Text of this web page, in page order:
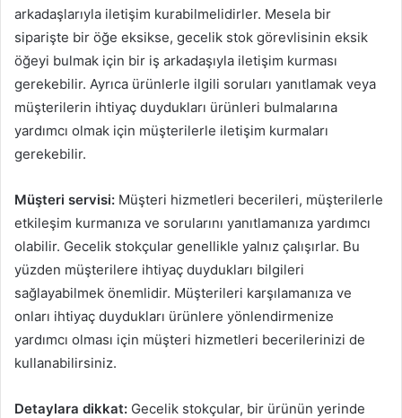
arkadaşlarıyla iletişim kurabilmelidirler. Mesela bir
siparişte bir öğe eksikse, gecelik stok görevlisinin eksik
öğeyi bulmak için bir iş arkadaşıyla iletişim kurması
gerekebilir. Ayrıca ürünlerle ilgili soruları yanıtlamak veya
müşterilerin ihtiyaç duydukları ürünleri bulmalarına
yardımcı olmak için müşterilerle iletişim kurmaları
gerekebilir.
Müşteri servisi: Müşteri hizmetleri becerileri, müşterilerle
etkileşim kurmanıza ve sorularını yanıtlamanıza yardımcı
olabilir. Gecelik stokçular genellikle yalnız çalışırlar. Bu
yüzden müşterilere ihtiyaç duydukları bilgileri
sağlayabilmek önemlidir. Müşterileri karşılamanıza ve
onları ihtiyaç duydukları ürünlere yönlendirmenize
yardımcı olması için müşteri hizmetleri becerilerinizi de
kullanabilirsiniz.
Detaylara dikkat: Gecelik stokçular, bir ürünün yerinde